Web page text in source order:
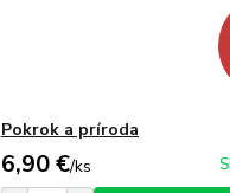
Pokrok a príroda
6,90 €/ks